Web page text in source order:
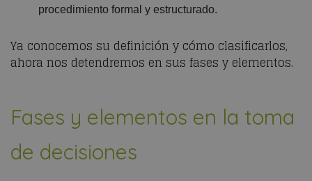
procedimiento formal y estructurado.
Ya conocemos su definición y cómo clasificarlos,
ahora nos detendremos en sus fases y elementos.
Fases y elementos en la toma
de decisiones